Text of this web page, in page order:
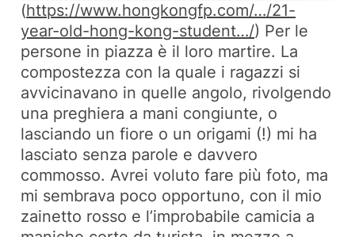
(https://www.hongkongfp.com/…/21-
year-old-hong-kong-student…/) Per le
persone in piazza è il loro martire. La
compostezza con la quale i ragazzi si
avvicinavano in quelle angolo, rivolgendo
una preghiera a mani congiunte, o
lasciando un fiore o un origami (!) mi ha
lasciato senza parole e davvero
commosso. Avrei voluto fare più foto, ma
mi sembrava poco opportuno, con il mio
zainetto rosso e l’improbabile camicia a